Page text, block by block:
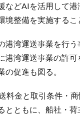
どAIを活用して港
整備を実施するこ
港湾運送事業を行
港湾運送事業の許
促進も図る。
料金と取引条件・
とともに、船社・